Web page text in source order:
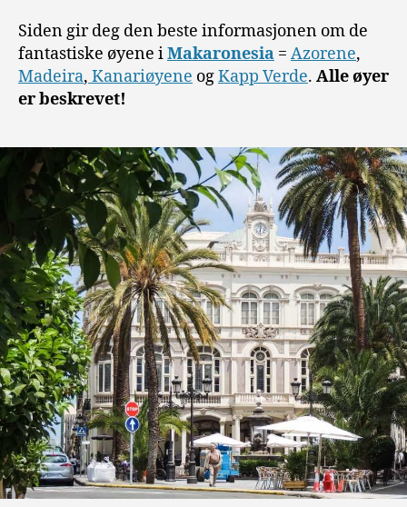
Siden gir deg den beste informasjonen om de
fantastiske øyene iMakaronesia = Azorene,
Madeira, Kanariøyene ogKapp Verde. Alle øyer
er beskrevet!